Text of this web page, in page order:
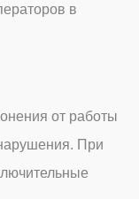
в
от работы
При